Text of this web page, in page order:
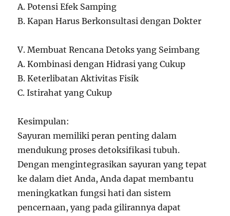
A. Potensi Efek Samping
B. Kapan Harus Berkonsultasi dengan Dokter
V. Membuat Rencana Detoks yang Seimbang
A. Kombinasi dengan Hidrasi yang Cukup
B. Keterlibatan Aktivitas Fisik
C. Istirahat yang Cukup
Kesimpulan:
Sayuran memiliki peran penting dalam
mendukung proses detoksifikasi tubuh.
Dengan mengintegrasikan sayuran yang tepat
ke dalam diet Anda, Anda dapat membantu
meningkatkan fungsi hati dan sistem
pencernaan, yang pada gilirannya dapat